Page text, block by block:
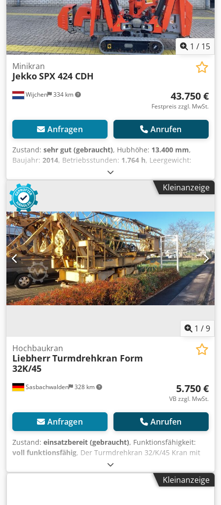
1 / 15
Wijchen 334 km
Minikran
JekkoSPX 424 CDH
43.750 €
Festpreis zzgl. MwSt.
Anfragen Anrufen
Zustand: sehr gut (gebraucht), Hubhöhe: 13.400 mm,
Baujahr: 2014, Betriebsstunden: 1.764 h, Leergewicht:
2.505 kg Abmessungen des Laderaums: 315 x 78 x 188 cm
CE-Kennzeichnung: ja Technischer Zustand: sehr gut
Optischer Zustand: sehr gut Lieferbedingungen: EXW
Letzte Inspektion: 2025-09-16 Produktionsland: IT Wenden
Sie sich an Vink Machinery, um weitere Informationen zu
erhalten. = Weitere Optionen und Zubehör = -
Unterflaschen = Anmerkungen = Jekko SPX 424 CDH *
Baujahr 2014 * 1.764 Betriebsstunden Cedpfxozcmt Ue
Afljrf * Dieselantrieb (400 V) * Arbeitshöhe: 13,4 m *
Horizontale Reichweite: 10,8 m * Tragfähigkeit: 2.400 kg *
Eigengewicht: 2.505 kg * Fernsteuerung * TÜV gültig bis
September 2026 * Inkl. Dokumentation
Kleinanzeige
1 /9
Sasbachwalden 328 km
Hochbaukran
LiebherrTurmdrehkran Form
32K/45
5.750 €
VB zzgl. MwSt.
Anfragen Anrufen
Zustand: einsatzbereit (gebraucht), Funktionsfähigkeit:
voll funktionsfähig, Der Turmdrehkran 32/K/45 Kran mit
Max Ausleger 30 m Tragkraft von 1000-4700 kg
Gegengewicht Beton 16.000 kg Am Kran wurden der
Drehmotor, Hydraulikpumpe, Zylinderdichtungen,Kleinanzeige